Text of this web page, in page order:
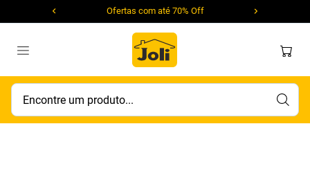
Ofertas com até 70% Off
Encontre um produto...